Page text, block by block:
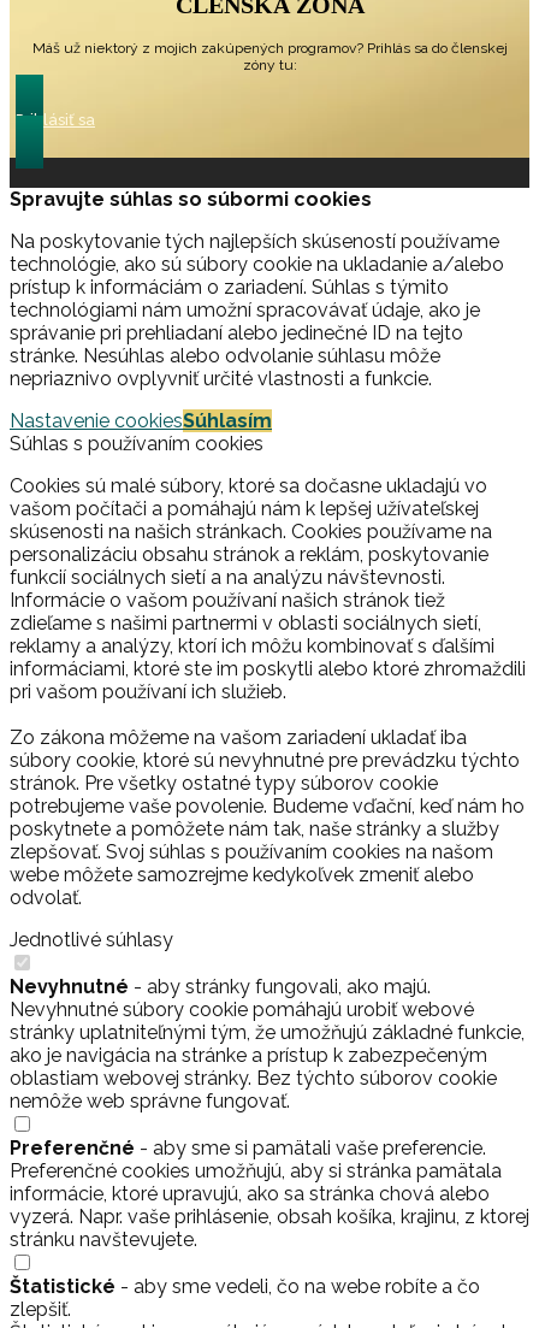
Máš už niektorý z mojich zakúpených programov? Prihlás sa do členskej
zóny tu:
Prihlásiť sa
Spravujte súhlas so súbormi cookies
Na poskytovanie tých najlepších skúseností používame
technológie, ako sú súbory cookie na ukladanie a/alebo
prístup k informáciám o zariadení. Súhlas s týmito
technológiami nám umožní spracovávať údaje, ako je
správanie pri prehliadaní alebo jedinečné ID na tejto
stránke. Nesúhlas alebo odvolanie súhlasu môže
nepriaznivo ovplyvniť určité vlastnosti a funkcie.
Nastavenie cookiesSúhlasím
Súhlas s používaním cookies
Cookies sú malé súbory, ktoré sa dočasne ukladajú vo
vašom počítači a pomáhajú nám k lepšej užívateľskej
skúsenosti na našich stránkach. Cookies používame na
personalizáciu obsahu stránok a reklám, poskytovanie
funkcií sociálnych sietí a na analýzu návštevnosti.
Informácie o vašom používaní našich stránok tiež
zdieľame s našimi partnermi v oblasti sociálnych sietí,
reklamy a analýzy, ktorí ich môžu kombinovať s ďalšími
informáciami, ktoré ste im poskytli alebo ktoré zhromaždili
pri vašom používaní ich služieb.
Zo zákona môžeme na vašom zariadení ukladať iba
súbory cookie, ktoré sú nevyhnutné pre prevádzku týchto
stránok. Pre všetky ostatné typy súborov cookie
potrebujeme vaše povolenie. Budeme vďační, keď nám ho
poskytnete a pomôžete nám tak, naše stránky a služby
zlepšovať. Svoj súhlas s používaním cookies na našom
webe môžete samozrejme kedykoľvek zmeniť alebo
odvolať.
Jednotlivé súhlasy
Nevyhnutné - aby stránky fungovali, ako majú.
Nevyhnutné súbory cookie pomáhajú urobiť webové
stránky uplatniteľnými tým, že umožňujú základné funkcie,
ako je navigácia na stránke a prístup k zabezpečeným
oblastiam webovej stránky. Bez týchto súborov cookie
nemôže web správne fungovať.
Preferenčné - aby sme si pamätali vaše preferencie.
Preferenčné cookies umožňujú, aby si stránka pamätala
informácie, ktoré upravujú, ako sa stránka chová alebo
vyzerá. Napr. vaše prihlásenie, obsah košíka, krajinu, z ktorej
stránku navštevujete.
Štatistické - aby sme vedeli, čo na webe robíte a čo
zlepšiť.